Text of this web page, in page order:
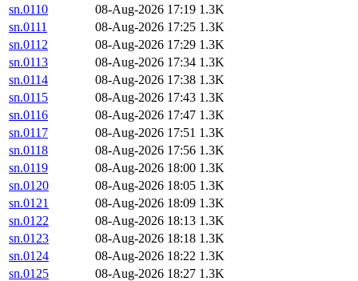
sn.0110
08-Aug-2026 17:19 1.3K
sn.0111
08-Aug-2026 17:25 1.3K
sn.0112
08-Aug-2026 17:29 1.3K
sn.0113
08-Aug-2026 17:34 1.3K
sn.0114
08-Aug-2026 17:38 1.3K
sn.0115
08-Aug-2026 17:43 1.3K
sn.0116
08-Aug-2026 17:47 1.3K
sn.0117
08-Aug-2026 17:51 1.3K
sn.0118
08-Aug-2026 17:56 1.3K
sn.0119
08-Aug-2026 18:00 1.3K
sn.0120
08-Aug-2026 18:05 1.3K
sn.0121
08-Aug-2026 18:09 1.3K
sn.0122
08-Aug-2026 18:13 1.3K
sn.0123
08-Aug-2026 18:18 1.3K
sn.0124
08-Aug-2026 18:22 1.3K
sn.0125
08-Aug-2026 18:27 1.3K